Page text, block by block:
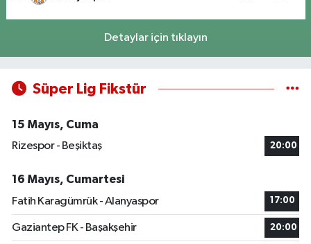
Detaylar için tıklayın
Süper Lig Fikstür
15 Mayıs, Cuma
Rizespor - Beşiktaş
20:00
16 Mayıs, Cumartesi
Fatih Karagümrük - Alanyaspor
17:00
Gaziantep FK - Başakşehir 20:00